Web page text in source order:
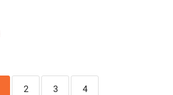
2 3 4